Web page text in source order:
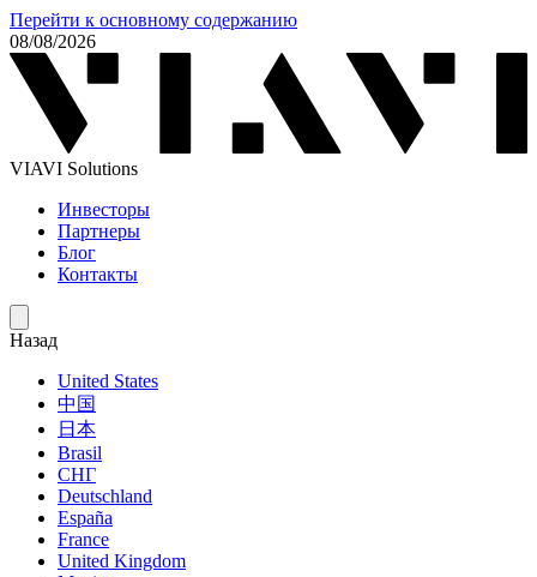
Перейти к основному содержанию
08/08/2026
VIAVI Solutions
Инвесторы
Партнеры
Блог
Контакты
Назад
United States
中国
日本
Brasil
СНГ
Deutschland
España
France
United Kingdom